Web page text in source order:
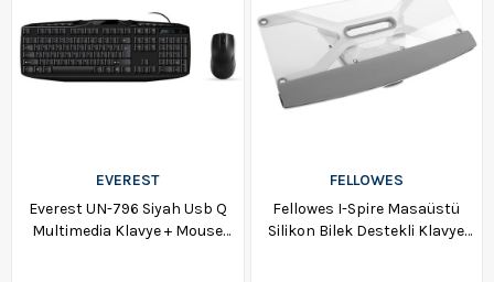
EVEREST
Everest UN-796 Siyah Usb Q
Multimedia Klavye + Mouse
FELLOWES
Fellowes I-Spire Masaüstü
Silikon Bilek Destekli Klavye